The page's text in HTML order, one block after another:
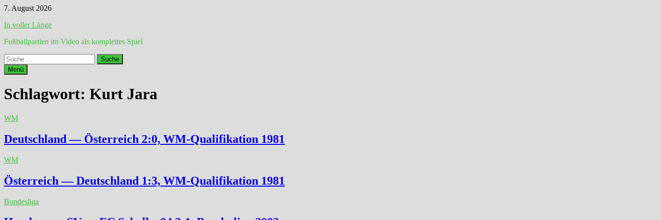
Zum
springen
7. August 2026
In voller Länge
Fußballpartien im Video als komplettes Spiel
Suche
nach:
Menü
Schlagwort: Kurt Jara
WM
Deutschland — Österreich 2:0, WM-Qualifikation 1981
WM
Österreich — Deutschland 1:3, WM-Qualifikation 1981
Bundesliga